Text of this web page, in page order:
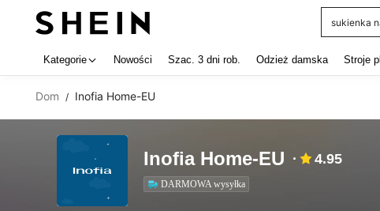
sukienka
Kategorie Nowości Szac. 3 dni rob. Odzież damska Stroje
Dom / Inofia Home-EU
Inofia Home-EU 4.95
DARMOWA wysyłka